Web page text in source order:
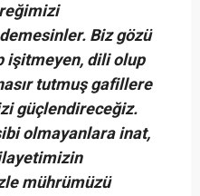
Biz gözü
işitmeyen, dili olup
tutmuş gafillere
güçlendireceğiz.
olmayanlara inat,
mührümüzü